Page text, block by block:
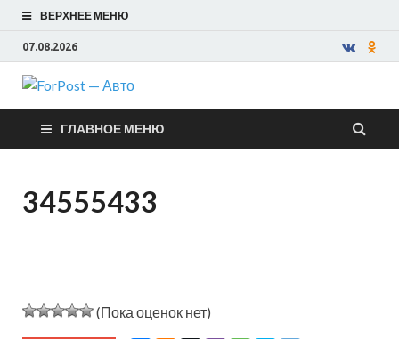
ВЕРХНЕЕ МЕНЮ
07.08.2026
ForPost —
Авто
ГЛАВНОЕ МЕНЮ
34555433
(Пока оценок нет)